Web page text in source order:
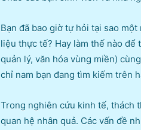
Bạn đã bao giờ tự hỏi tại sao
liệu thực tế? Hay làm thế nào
quản lý, văn hóa vùng miền)
chỉ nam bạn đang tìm kiếm trên
Trong nghiên cứu kinh tế, thách
quan hệ nhân quả. Các vấn đề